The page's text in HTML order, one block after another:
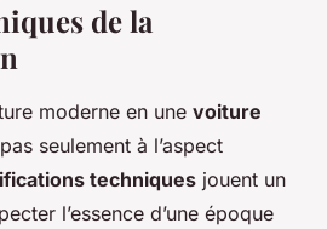
de la
moderne en une voiture
seulement à l’aspect
techniques jouent un
l’essence d’une époque